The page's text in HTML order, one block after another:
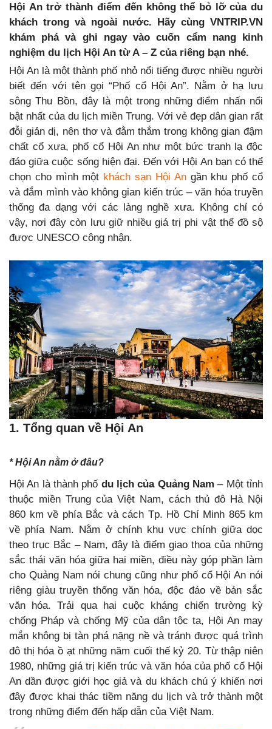
Hội An trở thành điểm đến không thể bỏ lỡ của du
khách trong và ngoài nước. Hãy cùng VNTRIP.VN
khám phá và ghi ngay vào cuốn cẩm nang kinh
nghiệm du lịch Hội An từ A – Z của riêng bạn nhé.
Hội An là một thành phố nhỏ nổi tiếng được nhiều người
biết đến với tên gọi “Phố cổ Hội An”. Nằm ở hạ lưu
sông Thu Bồn, đây là một trong những điểm nhấn nổi
bật nhất của du lịch miền Trung. Với vẻ đẹp dân gian rất
đỗi giản dị, nên thơ và đằm thắm trong không gian đậm
chất cổ xưa, phố cổ Hội An như một bức tranh lạ độc
đáo giữa cuộc sống hiện đại. Đến với Hội An bạn có thể
chọn cho mình một khách sạn Hội Angần khu phố cổ
và đắm mình vào không gian kiến trúc – văn hóa truyền
thống đa dạng với các làng nghề xưa. Không chỉ có
vậy, nơi đây còn lưu giữ nhiều giá trị phi vật thể đồ sộ
được UNESCO công nhận.
1. Tổng quan về Hội An
* Hội An nằm ở đâu?
Hội An là thành phố du lịch của Quảng Nam – Một tỉnh
thuộc miền Trung của Việt Nam, cách thủ đô Hà Nội
860 km về phía Bắc và cách Tp. Hồ Chí Minh 865 km
về phía Nam. Nằm ở chính khu vực chính giữa dọc
theo trục Bắc – Nam, đây là điểm giao thoa của những
sắc thái văn hóa giữa hai miền, điều này góp phần làm
cho Quảng Nam nói chung cũng như phố cổ Hội An nói
riêng giàu truyền thống văn hóa, độc đáo về bản sắc
văn hóa. Trải qua hai cuộc kháng chiến trường kỳ
chống Pháp và chống Mỹ của dân tộc ta, Hội An may
mắn không bị tàn phá nặng nề và tránh được quá trình
đô thị hóa ồ ạt những năm cuối thế kỷ 20. Từ thập niên
1980, những giá trị kiến trúc và văn hóa của phố cổ Hội
An dần được giới học giả và du khách chú ý khiến nơi
đây được khai thác tiềm năng du lịch và trở thành một
trong những điểm đến hấp dẫn của Việt Nam.